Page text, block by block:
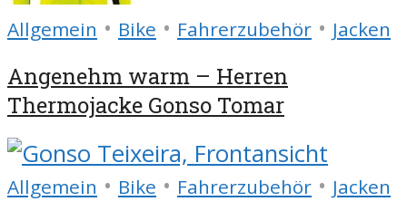
Allgemein • Bike • Fahrerzubehör • Jacken
Angenehm warm – Herren
Thermojacke Gonso Tomar
Allgemein • Bike • Fahrerzubehör • Jacken